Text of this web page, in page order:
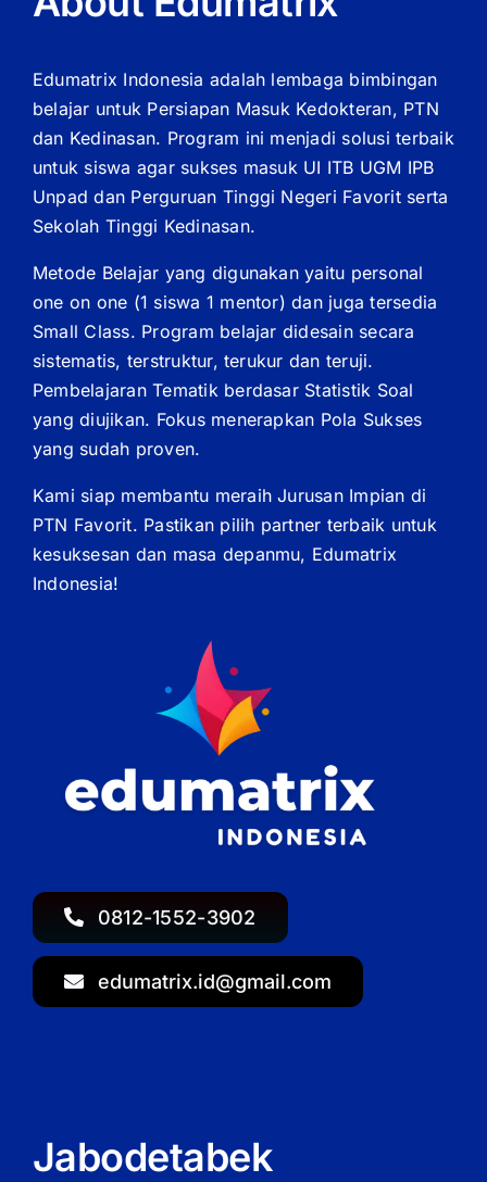
0812-1552-3902
edumatrix.id@gmail.com
Edumatrix Indonesia adalah lembaga bimbingan
belajar untuk Persiapan Masuk Kedokteran, PTN
dan Kedinasan. Program ini menjadi solusi terbaik
untuk siswa agar sukses masuk UI ITB UGM IPB
Unpad dan Perguruan Tinggi Negeri Favorit serta
Sekolah Tinggi Kedinasan.
Metode Belajar yang digunakan yaitu personal
one on one (1 siswa 1 mentor) dan juga tersedia
Small Class. Program belajar didesain secara
sistematis, terstruktur, terukur dan teruji.
Pembelajaran Tematik berdasar Statistik Soal
yang diujikan. Fokus menerapkan Pola Sukses
yang sudah proven.
Kami siap membantu meraih Jurusan Impian di
PTN Favorit. Pastikan pilih partner terbaik untuk
kesuksesan dan masa depanmu, Edumatrix
Indonesia!
Jabodetabek